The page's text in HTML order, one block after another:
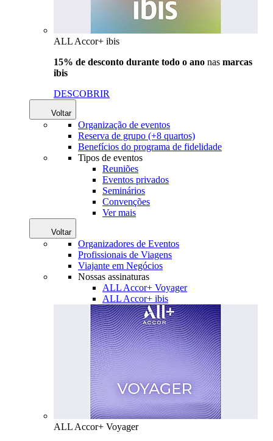
ALL Accor+ ibis
15% de desconto durante todo o ano nas marcas
ibis
DESCOBRIR
Voltar
Organização de eventos
Reserva de grupo (+8 quartos)
Benefícios do programa de fidelidade
Tipos de eventos
Reuniões
Eventos privados
Seminários
Convenções
Ver mais
Voltar
Organizadores de Eventos
Profissionais de Viagens
Viajante em Negócios
Nossas assinaturas
ALL Accor+ Voyager
ALL Accor+ ibis
ALL Accor+ Voyager